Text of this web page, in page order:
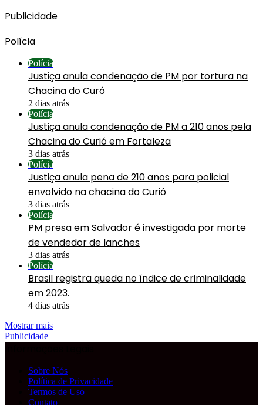
Publicidade
Polícia
Polícia
Justiça anula condenação de PM por tortura na
Chacina do Curó
2 dias atrás
Polícia
Justiça anula condenação de PM a 210 anos pela
Chacina do Curió em Fortaleza
3 dias atrás
Polícia
Justiça anula pena de 210 anos para policial
envolvido na chacina do Curió
3 dias atrás
Polícia
PM presa em Salvador é investigada por morte
de vendedor de lanches
3 dias atrás
Polícia
Brasil registra queda no índice de criminalidade
em 2023.
4 dias atrás
Mostrar mais
Publicidade
Sobre Nós
Política de Privacidade
Termos de Uso
Contato